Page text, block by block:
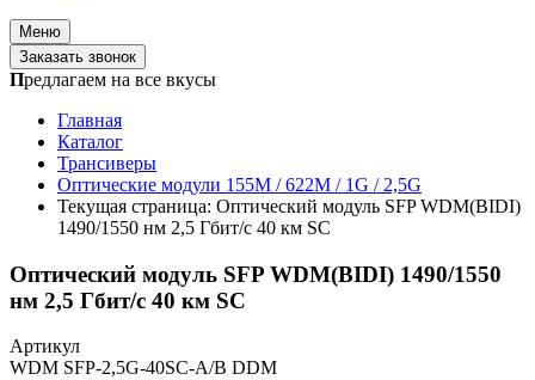
Меню
Заказать звонок
Предлагаем на все вкусы
Главная
Каталог
Трансиверы
Оптические модули 155M / 622M / 1G / 2,5G
Текущая страница: Оптический модуль SFP WDM(BIDI)
1490/1550 нм 2,5 Гбит/с 40 км SC
Оптический модуль SFP WDM(BIDI) 1490/1550
нм 2,5 Гбит/с 40 км SC
Артикул
WDM SFP-2,5G-40SC-A/B DDM